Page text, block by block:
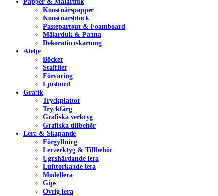
Papper & Målarduk
Konstnärspapper
Konstnärsblock
Passepartout & Foamboard
Målarduk & Pannå
Dekorationskartong
Ateljé
Böcker
Stafflier
Förvaring
Ljusbord
Grafik
Tryckplattor
Tryckfärg
Grafiska verktyg
Grafiska tillbehör
Lera & Skapande
Förgyllning
Lerverktyg & Tillbehör
Ugnshärdande lera
Lufttorkande lera
Modellera
Gips
Övrig lera